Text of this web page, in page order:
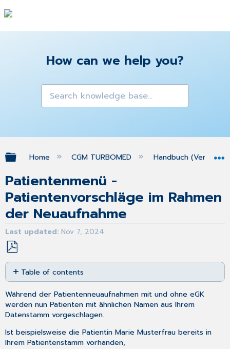
How can we help you?
Expand/collapse global hierarchy
Home CGM TURBOMED Handbuch (Version
Patientenmenü -
Patientenvorschläge im Rahmen
der Neuaufnahme
Last updated Nov 7, 2024
Save
as
PDF
Table of contents
No
headers
Während der Patientenneuaufnahmen mit und ohne eGK
werden nun Patienten mit ähnlichen Namen aus Ihrem
Datenstamm vorgeschlagen.
Ist beispielsweise die Patientin Marie Musterfrau bereits in
Ihrem Patientenstamm vorhanden,